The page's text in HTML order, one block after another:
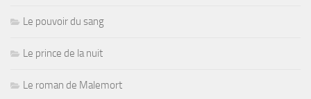
Le pouvoir du sang
Le prince de la nuit
Le roman de Malemort